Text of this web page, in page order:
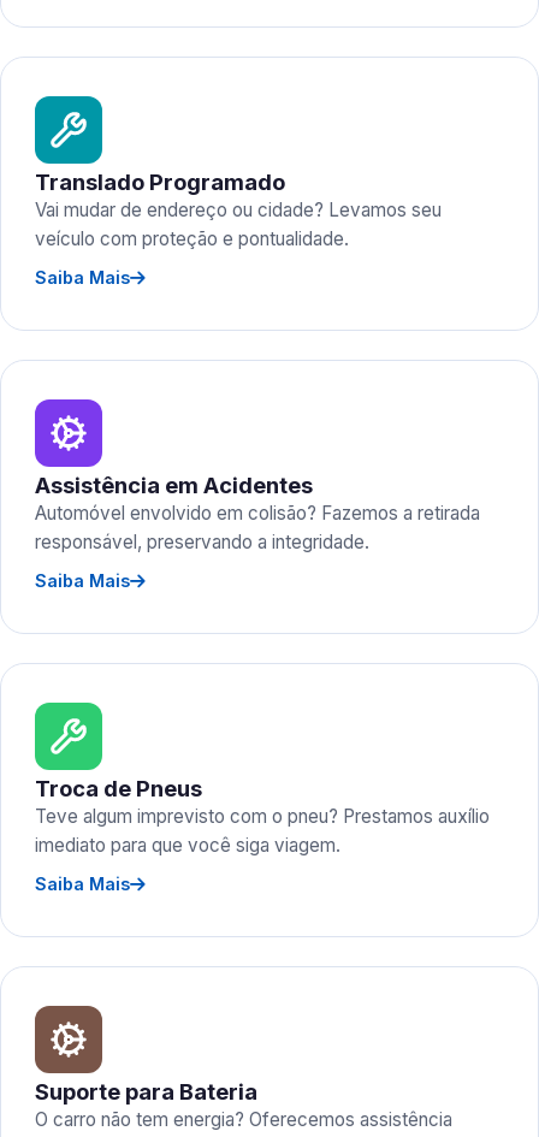
Translado Programado
Vai mudar de endereço ou cidade? Levamos seu
veículo com proteção e pontualidade.
Saiba Mais
Assistência em Acidentes
Automóvel envolvido em colisão? Fazemos a retirada
responsável, preservando a integridade.
Saiba Mais
Troca de Pneus
Teve algum imprevisto com o pneu? Prestamos auxílio
imediato para que você siga viagem.
Saiba Mais
Suporte para Bateria
O carro não tem energia? Oferecemos assistência